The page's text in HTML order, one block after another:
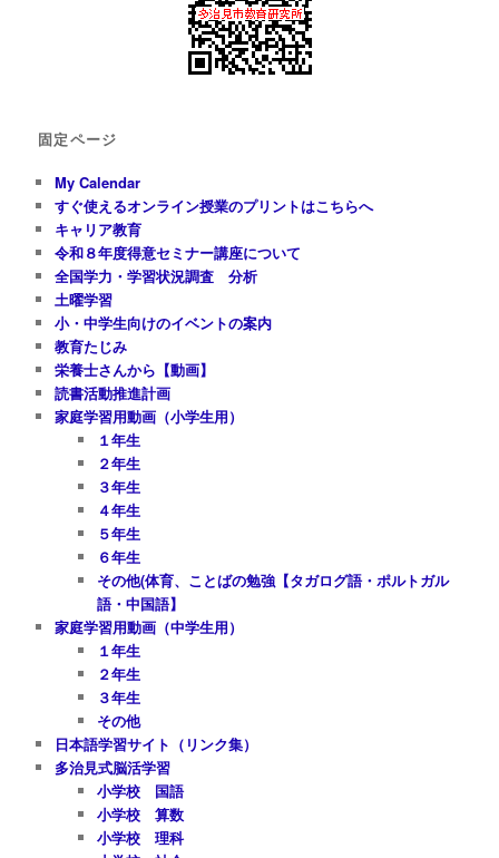
固定ページ
My Calendar
すぐ使えるオンライン授業のプリントはこちらへ
キャリア教育
令和８年度得意セミナー講座について
全国学力・学習状況調査 分析
土曜学習
小・中学生向けのイベントの案内
教育たじみ
栄養士さんから【動画】
読書活動推進計画
家庭学習用動画（小学生用）
１年生
２年生
３年生
４年生
５年生
６年生
その他(体育、ことばの勉強【タガログ語・ポルトガル
語・中国語】
家庭学習用動画（中学生用）
１年生
２年生
３年生
その他
日本語学習サイト（リンク集）
多治見式脳活学習
小学校 国語
小学校 算数
小学校 理科